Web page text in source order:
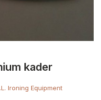
kader
Ironing Equipment